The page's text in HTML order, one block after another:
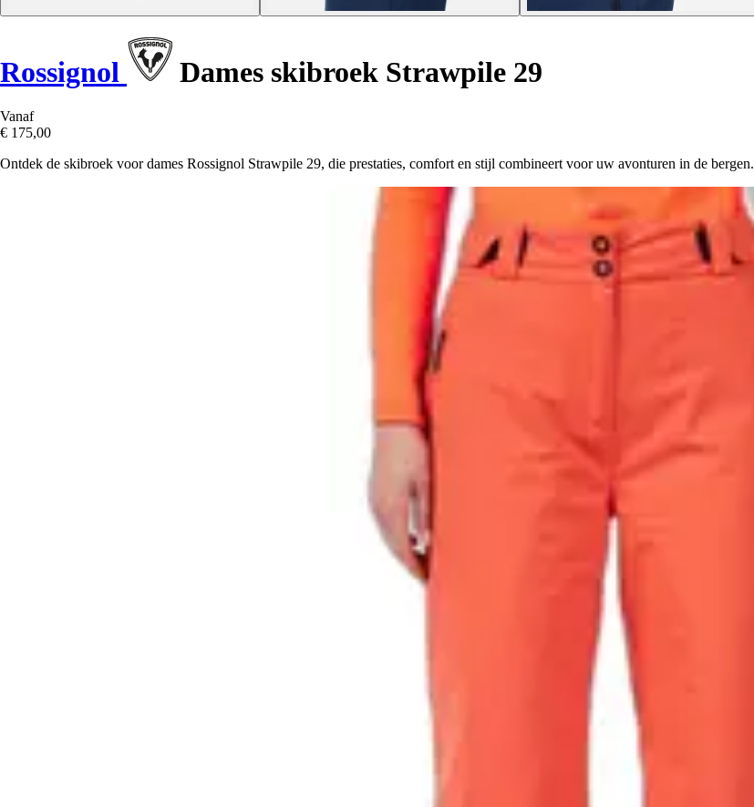
Rossignol Dames skibroek Strawpile 29
Vanaf
€ 175,00
Ontdek de skibroek voor dames Rossignol Strawpile 29, die prestaties, comfort en stijl combineert voor uw avonturen in de bergen.